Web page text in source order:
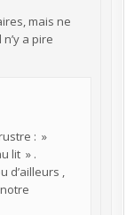
mais ne
a pire
: »
lit » .
d’ailleurs ,